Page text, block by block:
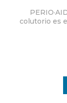
colutorio es